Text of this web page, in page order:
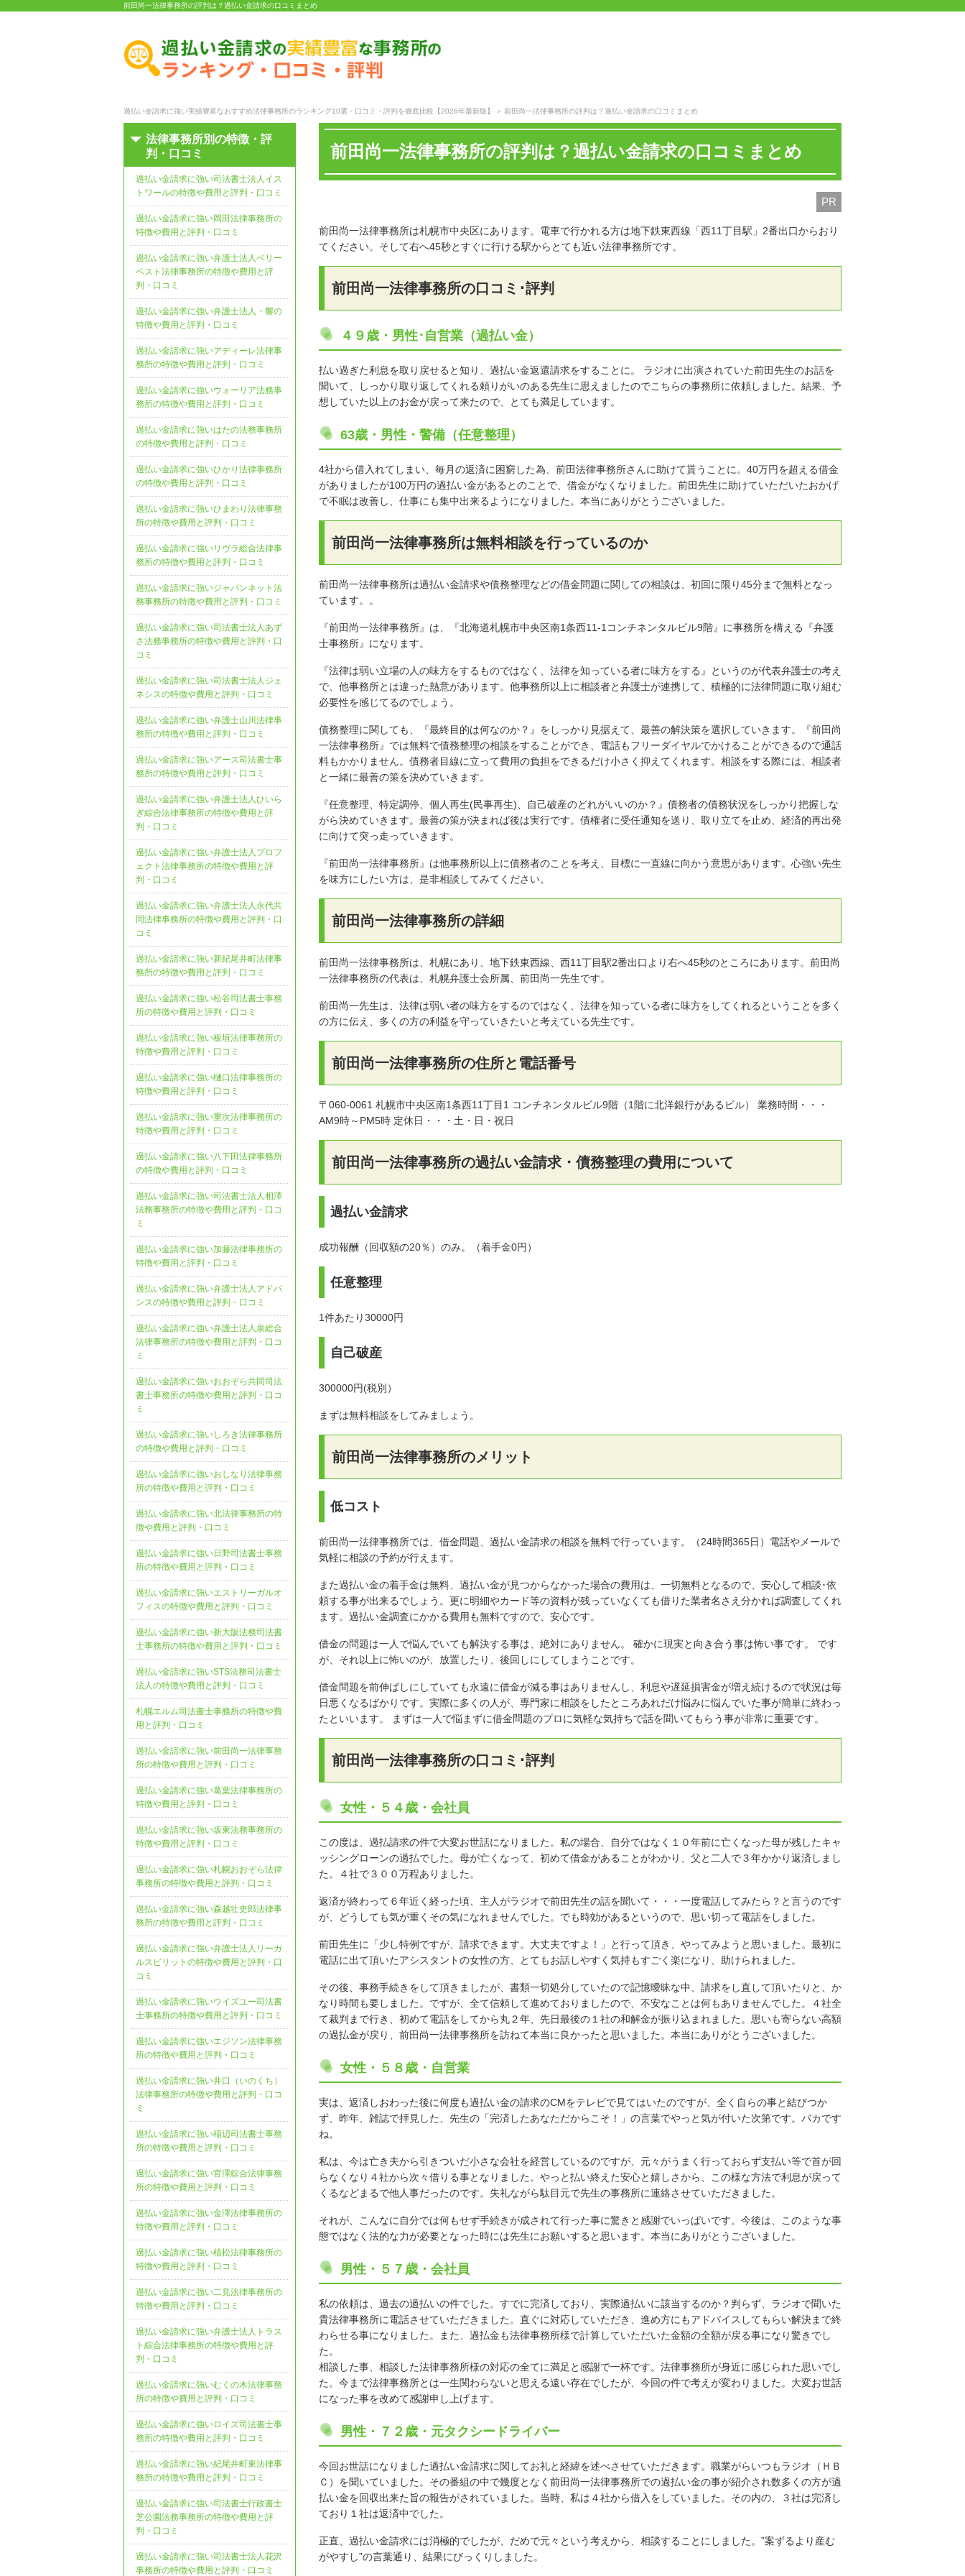
前田尚一法律事務所の評判は？過払い金請求の口コミまとめ
過払い金請求に強い実績豊富なおすすめ法律事務所のランキング10選・口コミ・評判を徹底比較【2026年最新版】 前田尚一法律事務所の評判は？過払い金請求の口コミまとめ
前田尚一法律事務所の評判は？過払い金請求の口コミまとめ
PR
前田尚一法律事務所は札幌市中央区にあります。電車で行かれる方は地下鉄東西線「西11丁目駅」2番出口からおり
てください。そして右へ45秒とすぐに行ける駅からとても近い法律事務所です。
前田尚一法律事務所の口コミ･評判
４９歳・男性･自営業（過払い金）
払い過ぎた利息を取り戻せると知り、過払い金返還請求をすることに。 ラジオに出演されていた前田先生のお話を
聞いて、しっかり取り返してくれる頼りがいのある先生に思えましたのでこちらの事務所に依頼しました。結果、予
想していた以上のお金が戻って来たので、とても満足しています。
63歳・男性・警備（任意整理）
4社から借入れてしまい、毎月の返済に困窮した為、前田法律事務所さんに助けて貰うことに。40万円を超える借金
がありましたが100万円の過払い金があるとのことで、借金がなくなりました。前田先生に助けていただいたおかげ
で不眠は改善し、仕事にも集中出来るようになりました。本当にありがとうございました。
前田尚一法律事務所は無料相談を行っているのか
前田尚一法律事務所は過払い金請求や債務整理などの借金問題に関しての相談は、初回に限り45分まで無料となっ
ています。。
『前田尚一法律事務所』は、『北海道札幌市中央区南1条西11-1コンチネンタルビル9階』に事務所を構える『弁護
士事務所』になります。
『法律は弱い立場の人の味方をするものではなく、法律を知っている者に味方をする』というのが代表弁護士の考え
で、他事務所とは違った熱意があります。他事務所以上に相談者と弁護士が連携して、積極的に法律問題に取り組む
必要性を感じてるのでしょう。
債務整理に関しても、『最終目的は何なのか？』をしっかり見据えて、最善の解決策を選択していきます。『前田尚
一法律事務所』では無料で債務整理の相談をすることができ、電話もフリーダイヤルでかけることができるので通話
料もかかりません。債務者目線に立って費用の負担をできるだけ小さく抑えてくれます。相談をする際には、相談者
と一緒に最善の策を決めていきます。
『任意整理、特定調停、個人再生(民事再生)、自己破産のどれがいいのか？』債務者の債務状況をしっかり把握しな
がら決めていきます。最善の策が決まれば後は実行です。債権者に受任通知を送り、取り立てを止め、経済的再出発
に向けて突っ走っていきます。
『前田尚一法律事務所』は他事務所以上に債務者のことを考え、目標に一直線に向かう意思があります。心強い先生
を味方にしたい方は、是非相談してみてください。
前田尚一法律事務所の詳細
前田尚一法律事務所は、札幌にあり、地下鉄東西線、西11丁目駅2番出口より右へ45秒のところにあります。前田尚
一法律事務所の代表は、札幌弁護士会所属、前田尚一先生です。
前田尚一先生は、法律は弱い者の味方をするのではなく、法律を知っている者に味方をしてくれるということを多く
の方に伝え、多くの方の利益を守っていきたいと考えている先生です。
前田尚一法律事務所の住所と電話番号
〒060-0061 札幌市中央区南1条西11丁目1 コンチネンタルビル9階（1階に北洋銀行があるビル） 業務時間・・・
AM9時～PM5時 定休日・・・土・日・祝日
前田尚一法律事務所の過払い金請求・債務整理の費用について
過払い金請求
成功報酬（回収額の20％）のみ。（着手金0円）
任意整理
1件あたり30000円
自己破産
300000円(税別）
まずは無料相談をしてみましょう。
前田尚一法律事務所のメリット
低コスト
前田尚一法律事務所では、借金問題、過払い金請求の相談を無料で行っています。（24時間365日）電話やメールで
気軽に相談の予約が行えます。
また過払い金の着手金は無料、過払い金が見つからなかった場合の費用は、一切無料となるので、安心して相談･依
頼する事が出来るでしょう。更に明細やカード等の資料が残っていなくても借りた業者名さえ分かれば調査してくれ
ます。過払い金調査にかかる費用も無料ですので、安心です。
借金の問題は一人で悩んでいても解決する事は、絶対にありません。 確かに現実と向き合う事は怖い事です。 です
が、それ以上に怖いのが、放置したり、後回しにしてしまうことです。
借金問題を前伸ばしにしていても永遠に借金が減る事はありませんし、利息や遅延損害金が増え続けるので状況は毎
日悪くなるばかりです。実際に多くの人が、専門家に相談をしたところあれだけ悩みに悩んでいた事が簡単に終わっ
たといいます。 まずは一人で悩まずに借金問題のプロに気軽な気持ちで話を聞いてもらう事が非常に重要です。
前田尚一法律事務所の口コミ･評判
女性・５４歳・会社員
この度は、過払請求の件で大変お世話になりました。私の場合、自分ではなく１０年前に亡くなった母が残したキャ
ッシングローンの過払でした。母が亡くなって、初めて借金があることがわかり、父と二人で３年かかり返済しまし
た。４社で３００万程ありました。
返済が終わって６年近く経った頃、主人がラジオで前田先生の話を聞いて・・・一度電話してみたら？と言うのです
が、どうしても気が重くその気になれませんでした。でも時効があるというので、思い切って電話をしました。
前田先生に「少し特例ですが、請求できます。大丈夫ですよ！」と行って頂き、やってみようと思いました。最初に
電話に出て頂いたアシスタントの女性の方、とてもお話しやすく気持もすごく楽になり、助けられました。
その後、事務手続きをして頂きましたが、書類一切処分していたので記憶曖昧な中、請求をし直して頂いたりと、か
なり時間も要しました。ですが、全て信頼して進めておりましたので、不安なことは何もありませんでした。４社全
て裁判まで行き、初めて電話をしてから丸２年、先日最後の１社の和解金が振り込まれました。思いも寄らない高額
の過払金が戻り、前田尚一法律事務所を訪ねて本当に良かったと思いました。本当にありがとうございました。
女性・５８歳・自営業
実は、返済しおわった後に何度も過払い金の請求のCMをテレビで見てはいたのですが、全く自らの事と結びつか
ず、昨年、雑誌で拝見した、先生の「完済したあなただからこそ！」の言葉でやっと気が付いた次第です。バカです
ね。
私は、今は亡き夫から引きついだ小さな会社を経営しているのですが、元々がうまく行っておらず支払い等で首が回
らなくなり４社から次々借りる事となりました。やっと払い終えた安心と嬉しさから、この様な方法で利息が戻って
くるなどまるで他人事だったのです。失礼ながら駄目元で先生の事務所に連絡させていただきました。
それが、こんなに自分では何もせず手続きが成されて行った事に驚きと感謝でいっぱいです。今後は、このような事
態ではなく法的な力が必要となった時には先生にお願いすると思います。本当にありがとうございました。
男性・５７歳・会社員
私の依頼は、過去の過払いの件でした。すでに完済しており、実際過払いに該当するのか？判らず、ラジオで聞いた
貴法律事務所に電話させていただきました。直ぐに対応していただき、進め方にもアドバイスしてもらい解決まで終
わらせる事になりました。また、過払金も法律事務所様で計算していただいた金額の全額が戻る事になり驚きでし
た。
相談した事、相談した法律事務所様の対応の全てに満足と感謝で一杯です。法律事務所が身近に感じられた思いでし
た。今まで法律事務所とは一生関わらないと思える遠い存在でしたが、今回の件で考えが変わりました。大変お世話
になった事を改めて感謝申し上げます。
男性・７２歳・元タクシードライバー
今回お世話になりました過払い金請求に関してお礼と経緯を述べさせていただきます。職業がらいつもラジオ（ＨＢ
Ｃ）を聞いていました。その番組の中で幾度となく前田尚一法律事務所での過払い金の事が紹介され数多くの方が過
払い金を回収出来た旨の報告がされていました。当時、私は４社から借入をしていました。その内の、３社は完済し
ており１社は返済中でした。
正直、過払い金請求には消極的でしたが、だめで元々という考えから、相談することにしました。”案ずるより産む
がやすし”の言葉通り、結果にびっくりしました。
法律事務所別の特徴・評
判・口コミ
過払い金請求に強い司法書士法人イス
トワールの特徴や費用と評判・口コミ
過払い金請求に強い岡田法律事務所の
特徴や費用と評判・口コミ
過払い金請求に強い弁護士法人ベリー
ベスト法律事務所の特徴や費用と評
判・口コミ
過払い金請求に強い弁護士法人・響の
特徴や費用と評判・口コミ
過払い金請求に強いアディーレ法律事
務所の特徴や費用と評判・口コミ
過払い金請求に強いウォーリア法務事
務所の特徴や費用と評判・口コミ
過払い金請求に強いはたの法務事務所
の特徴や費用と評判・口コミ
過払い金請求に強いひかり法律事務所
の特徴や費用と評判・口コミ
過払い金請求に強いひまわり法律事務
所の特徴や費用と評判・口コミ
過払い金請求に強いリヴラ総合法律事
務所の特徴や費用と評判・口コミ
過払い金請求に強いジャパンネット法
務事務所の特徴や費用と評判・口コミ
過払い金請求に強い司法書士法人あず
さ法務事務所の特徴や費用と評判・口
コミ
過払い金請求に強い司法書士法人ジェ
ネシスの特徴や費用と評判・口コミ
過払い金請求に強い弁護士山川法律事
務所の特徴や費用と評判・口コミ
過払い金請求に強いアース司法書士事
務所の特徴や費用と評判・口コミ
過払い金請求に強い弁護士法人ひいら
ぎ綜合法律事務所の特徴や費用と評
判・口コミ
過払い金請求に強い弁護士法人プロフ
ェクト法律事務所の特徴や費用と評
判・口コミ
過払い金請求に強い弁護士法人永代共
同法律事務所の特徴や費用と評判・口
コミ
過払い金請求に強い新紀尾井町法律事
務所の特徴や費用と評判・口コミ
過払い金請求に強い松谷司法書士事務
所の特徴や費用と評判・口コミ
過払い金請求に強い板垣法律事務所の
特徴や費用と評判・口コミ
過払い金請求に強い樋口法律事務所の
特徴や費用と評判・口コミ
過払い金請求に強い重次法律事務所の
特徴や費用と評判・口コミ
過払い金請求に強い八下田法律事務所
の特徴や費用と評判・口コミ
過払い金請求に強い司法書士法人相澤
法務事務所の特徴や費用と評判・口コ
ミ
過払い金請求に強い加藤法律事務所の
特徴や費用と評判・口コミ
過払い金請求に強い弁護士法人アドバ
ンスの特徴や費用と評判・口コミ
過払い金請求に強い弁護士法人泉総合
法律事務所の特徴や費用と評判・口コ
ミ
過払い金請求に強いおおぞら共同司法
書士事務所の特徴や費用と評判・口コ
ミ
過払い金請求に強いしろき法律事務所
の特徴や費用と評判・口コミ
過払い金請求に強いおしなり法律事務
所の特徴や費用と評判・口コミ
過払い金請求に強い北法律事務所の特
徴や費用と評判・口コミ
過払い金請求に強い日野司法書士事務
所の特徴や費用と評判・口コミ
過払い金請求に強いエストリーガルオ
フィスの特徴や費用と評判・口コミ
過払い金請求に強い新大阪法務司法書
士事務所の特徴や費用と評判・口コミ
過払い金請求に強いSTS法務司法書士
法人の特徴や費用と評判・口コミ
札幌エルム司法書士事務所の特徴や費
用と評判・口コミ
過払い金請求に強い前田尚一法律事務
所の特徴や費用と評判・口コミ
過払い金請求に強い葛葉法律事務所の
特徴や費用と評判・口コミ
過払い金請求に強い坂東法務事務所の
特徴や費用と評判・口コミ
過払い金請求に強い札幌おおぞら法律
事務所の特徴や費用と評判・口コミ
過払い金請求に強い森越壮史郎法律事
務所の特徴や費用と評判・口コミ
過払い金請求に強い弁護士法人リーガ
ルスピリットの特徴や費用と評判・口
コミ
過払い金請求に強いウイズユー司法書
士事務所の特徴や費用と評判・口コミ
過払い金請求に強いエジソン法律事務
所の特徴や費用と評判・口コミ
過払い金請求に強い井口（いのくち）
法律事務所の特徴や費用と評判・口コ
ミ
過払い金請求に強い稲辺司法書士事務
所の特徴や費用と評判・口コミ
過払い金請求に強い官澤綜合法律事務
所の特徴や費用と評判・口コミ
過払い金請求に強い金澤法律事務所の
特徴や費用と評判・口コミ
過払い金請求に強い植松法律事務所の
特徴や費用と評判・口コミ
過払い金請求に強い二見法律事務所の
特徴や費用と評判・口コミ
過払い金請求に強い弁護士法人トラス
ト綜合法律事務所の特徴や費用と評
判・口コミ
過払い金請求に強いむくの木法律事務
所の特徴や費用と評判・口コミ
過払い金請求に強いロイズ司法書士事
務所の特徴や費用と評判・口コミ
過払い金請求に強い紀尾井町東法律事
務所の特徴や費用と評判・口コミ
過払い金請求に強い司法書士行政書士
芝公園法務事務所の特徴や費用と評
判・口コミ
過払い金請求に強い司法書士法人花沢
事務所の特徴や費用と評判・口コミ